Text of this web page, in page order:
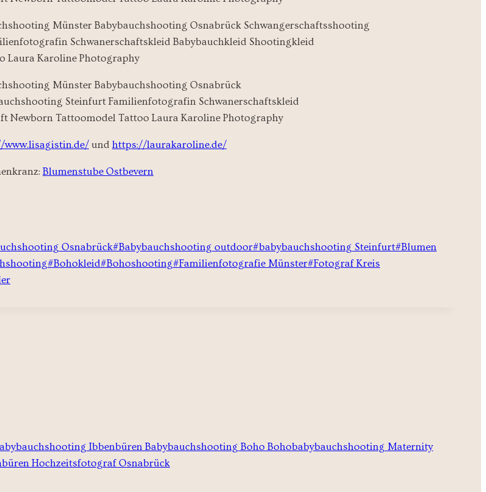
www.lisagistin.de/ und https://laurakaroline.de/
Blumenstube Ostbevern
Osnabrück#Babybauchshooting outdoor#babybauchshooting Steinfurt#Blumen
#Bohokleid#Bohoshooting#Familienfotografie Münster#Fotograf Kreis